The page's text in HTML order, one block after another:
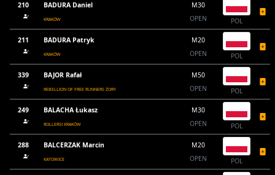
210 BADURA Daniel
KRAKÓW
M30
OPEN
POL
211 BADURA Patryk
KRAKÓW
M20
OPEN
POL
339 BAJOR Rafał
REBELLION OF FREE RUNNERS ŻORY
M50
OPEN
POL
249 BALACHA Łukasz
ROLLERSI KRAKÓW
M30
OPEN
POL
288 BALCERZAK Marcin
KATOWICE
M20
OPEN
POL